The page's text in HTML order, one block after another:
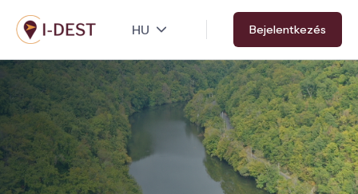
Ugrás
a
tartalomra
Bejelentkezés